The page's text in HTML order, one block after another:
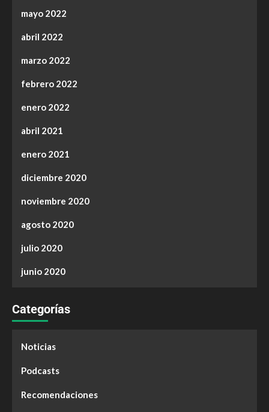
mayo 2022
abril 2022
marzo 2022
febrero 2022
enero 2022
abril 2021
enero 2021
diciembre 2020
noviembre 2020
agosto 2020
julio 2020
junio 2020
Categorías
Noticias
Podcasts
Recomendaciones